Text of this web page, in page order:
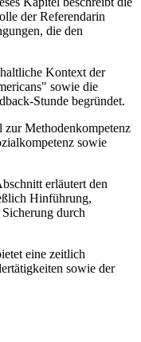
der Referendarin
die den
Kontext der
sowie die
Stunde begründet.
Methodenkompetenz
sowie
erläutert den
Hinführung,
durch
eine zeitlich
sowie der